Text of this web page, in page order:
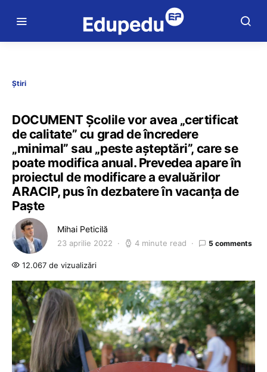
Știri
DOCUMENT Școlile vor avea „certificat
de calitate” cu grad de încredere
„minimal” sau „peste așteptări”, care se
poate modifica anual. Prevedea apare în
proiectul de modificare a evaluărilor
ARACIP, pus în dezbatere în vacanța de
Paște
Mihai Peticilă
23 aprilie 2022 4 minute read 5 comments
12.067 de vizualizări